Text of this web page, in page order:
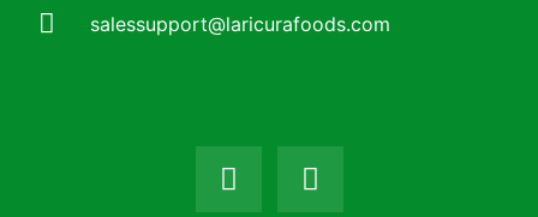
salessupport@laricurafoods.com